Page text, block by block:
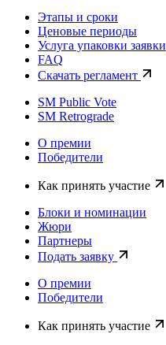
Этапы и сроки
Ценовые периоды
Услуга упаковки заявки
FAQ
Скачать регламент
SM Public Vote
SM Retrograde
О премии
Победители
Как принять участие
Блоки и номинации
Жюри
Партнеры
Подать заявку
О премии
Победители
Как принять участие